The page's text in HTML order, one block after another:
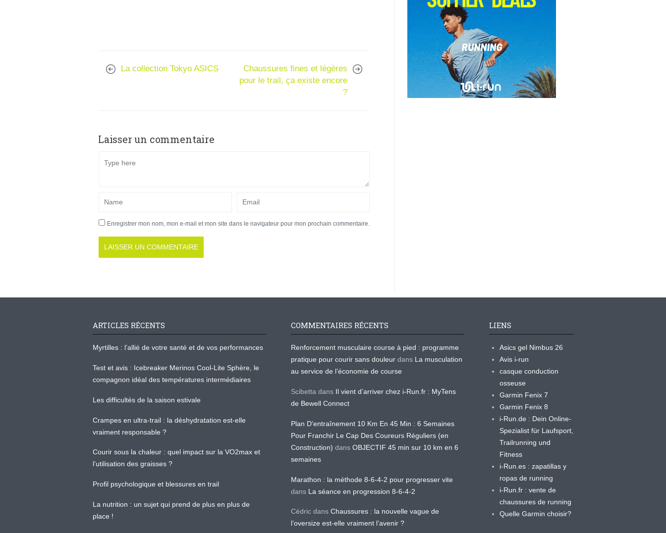
La collection Tokyo ASICS
Chaussures fines et légères
pour le trail, ça existe encore
?
Laisser un commentaire
Enregistrer mon nom, mon e-mail et mon site dans le navigateur pour mon prochain commentaire.
ARTICLES RÉCENTS
Myrtilles : l’allié de votre santé et de vos performances
Test et avis : Icebreaker Merinos Cool-Lite Sphère, le
compagnon idéal des températures intermédiaires
Les difficultés de la saison estivale
Crampes en ultra-trail : la déshydratation est-elle
vraiment responsable ?
Courir sous la chaleur : quel impact sur la VO2max et
l’utilisation des graisses ?
Profil psychologique et blessures en trail
La nutrition : un sujet qui prend de plus en plus de
place !
COMMENTAIRES RÉCENTS
Renforcement musculaire course à pied : programme
pratique pour courir sans douleur dans La musculation
au service de l’économie de course
Scibetta dans Il vient d’arriver chez i-Run.fr : MyTens
de Bewell Connect
Plan D'entraînement 10 Km En 45 Min : 6 Semaines
Pour Franchir Le Cap Des Coureurs Réguliers (en
Construction) dans OBJECTIF 45 min sur 10 km en 6
semaines
Marathon : la méthode 8-6-4-2 pour progresser vite
dans La séance en progression 8-6-4-2
Cédric dans Chaussures : la nouvelle vague de
l’oversize est-elle vraiment l’avenir ?
LIENS
Asics gel Nimbus 26
Avis i-run
casque conduction
osseuse
Garmin Fenix 7
Garmin Fenix 8
i-Run.de : Dein Online-
Spezialist für Laufsport,
Trailrunning und
Fitness
i-Run.es : zapatillas y
ropas de running
i-Run.fr : vente de
chaussures de running
Quelle Garmin choisir?